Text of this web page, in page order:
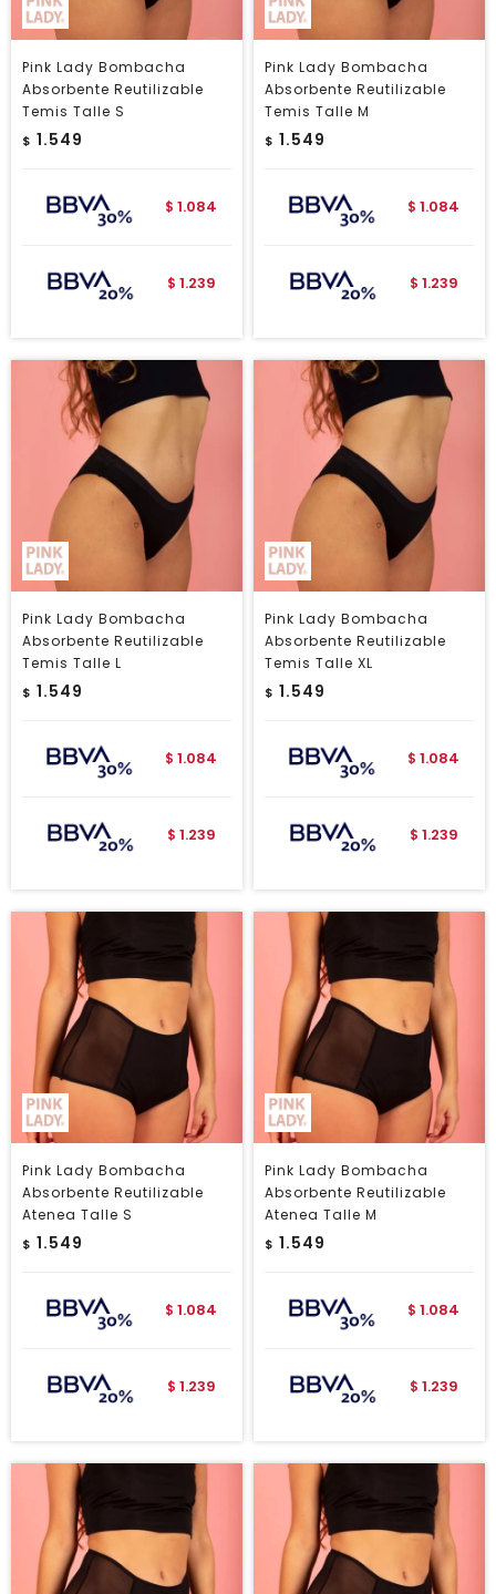
Pink Lady Bombacha
Absorbente Reutilizable
Temis Talle S
$ 1.549
$ 1.084
$ 1.239
Pink Lady Bombacha
Absorbente Reutilizable
Temis Talle M
$ 1.549
$ 1.084
$ 1.239
Pink Lady Bombacha
Absorbente Reutilizable
Temis Talle L
$ 1.549
$ 1.084
$ 1.239
Pink Lady Bombacha
Absorbente Reutilizable
Temis Talle XL
$ 1.549
$ 1.084
$ 1.239
Pink Lady Bombacha
Absorbente Reutilizable
Atenea Talle S
$ 1.549
$ 1.084
$ 1.239
Pink Lady Bombacha
Absorbente Reutilizable
Atenea Talle M
$ 1.549
$ 1.084
$ 1.239